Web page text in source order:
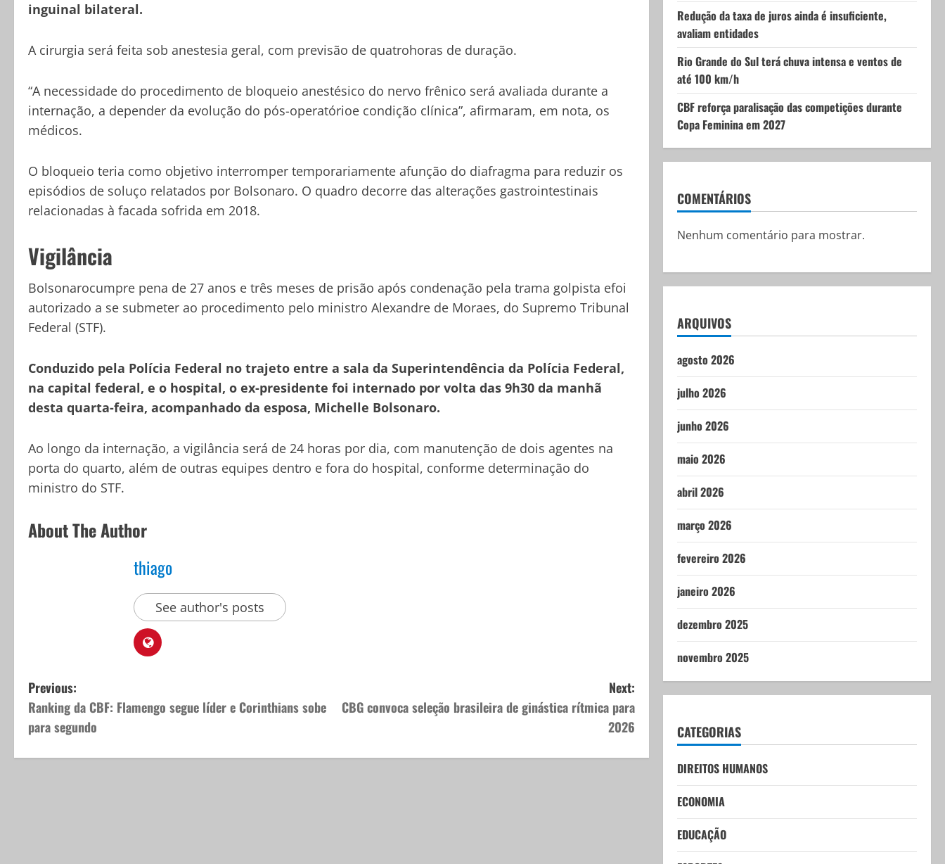
inguinal bilateral.
A cirurgia será feita sob anestesia geral, com previsão de quatrohoras de duração.
“A necessidade do procedimento de bloqueio anestésico do nervo frênico será avaliada durante a
internação, a depender da evolução do pós-operatórioe condição clínica”, afirmaram, em nota, os
médicos.
O bloqueio teria como objetivo interromper temporariamente afunção do diafragma para reduzir os
episódios de soluço relatados por Bolsonaro. O quadro decorre das alterações gastrointestinais
relacionadas à facada sofrida em 2018.
Vigilância
Bolsonarocumpre pena de 27 anos e três meses de prisão após condenação pela trama golpista efoi
autorizado a se submeter ao procedimento pelo ministro Alexandre de Moraes, do Supremo Tribunal
Federal (STF).
Conduzido pela Polícia Federal no trajeto entre a sala da Superintendência da Polícia Federal,
na capital federal, e o hospital, o ex-presidente foi internado por volta das 9h30 da manhã
desta quarta-feira, acompanhado da esposa, Michelle Bolsonaro.
Ao longo da internação, a vigilância será de 24 horas por dia, com manutenção de dois agentes na
porta do quarto, além de outras equipes dentro e fora do hospital, conforme determinação do
ministro do STF.
About The Author
thiago
See author's posts
P
o
s
Previous:
Ranking da CBF: Flamengo segue líder e Corinthians sobe
para segundo
Next:
CBG convoca seleção brasileira de ginástica rítmica para
2026
Redução da taxa de juros ainda é insuficiente,
avaliam entidades
Rio Grande do Sul terá chuva intensa e ventos de
até 100 km/h
CBF reforça paralisação das competições durante
Copa Feminina em 2027
COMENTÁRIOS
Nenhum comentário para mostrar.
ARQUIVOS
agosto 2026
julho 2026
junho 2026
maio 2026
abril 2026
março 2026
fevereiro 2026
janeiro 2026
dezembro 2025
novembro 2025
CATEGORIAS
DIREITOS HUMANOS
ECONOMIA
EDUCAÇÃO